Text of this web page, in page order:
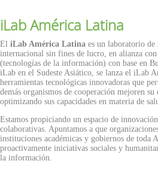
iLab América Latina
El iLab América Latina es un laboratorio
internacional sin fines de lucro, en alianza
(tecnologías de la información) con base en
iLab en el Sudeste Asiático, se lanza el iLab
herramientas tecnológicas innovadoras que
demás organismos de cooperación mejoren su
optimizando sus capacidades en materia de
Estamos propiciando un espacio de
colaborativas. Apuntamos a que
instituciones académicas y gobiernos de
proactivamente iniciativas sociales y
la información.